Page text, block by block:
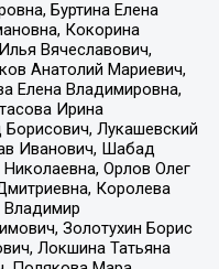
Буртина Елена
Кокорина
Вячеславович,
Анатолий Мариевич,
Елена Владимировна,
Ирина
Лукашевский
Иванович, Шабад
Орлов Олег
Королева
Владимир
Золотухин Борис
Локшина Татьяна